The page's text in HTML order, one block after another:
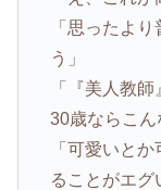
「思ったよ
う」
「『美人教
30歳ならこん
「可愛いと
ることがエグ